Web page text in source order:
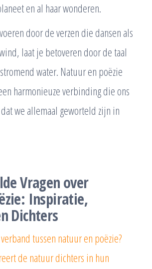
en al haar wonderen.
door de verzen die dansen als
laat je betoveren door de taal
water. Natuur en poëzie
harmonieuze verbinding die ons
we allemaal geworteld zijn in
Vragen over
Inspiratie,
Dichters
tussen natuur en poëzie?
de natuur dichters in hun